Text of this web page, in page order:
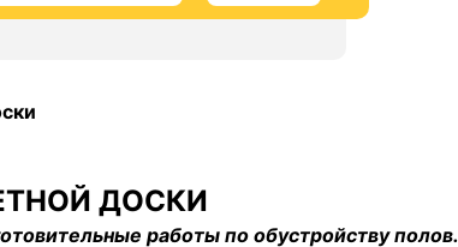
ДОСКИ
работы по обустройству полов.